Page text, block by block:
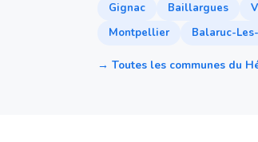
Gignac Baillargues
Montpellier
Balaruc-
→ Toutes les communes du